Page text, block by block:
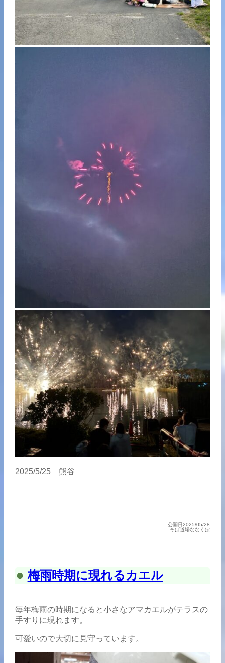
2025/5/25 熊谷
公開日2025/05/28
そば道場ななくぼ
梅雨時期に現れるカエル
毎年梅雨の時期になると小さなアマカエルがテラスの
手すりに現れます。
可愛いので大切に見守っています。